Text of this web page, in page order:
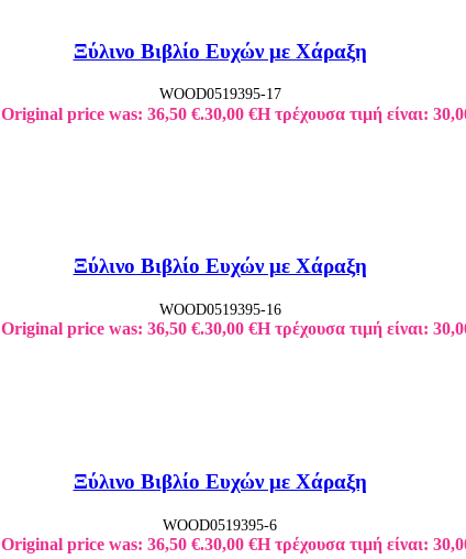
Ξύλινο Βιβλίο Ευχών με Χάραξη
WOOD0519395-17
Original price was: 36,50 €.30,00 €Η τρέχουσα τιμή είναι:
Ξύλινο Βιβλίο Ευχών με Χάραξη
WOOD0519395-16
Original price was: 36,50 €.30,00 €Η τρέχουσα τιμή είναι:
Ξύλινο Βιβλίο Ευχών με Χάραξη
WOOD0519395-6
Original price was: 36,50 €.30,00 €Η τρέχουσα τιμή είναι: